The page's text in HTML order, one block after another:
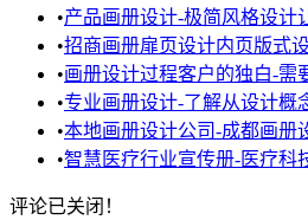
•产品画册设计-极简风格设计
•招商画册扉页设计内页版式
•画册设计过程客户的独白-需
•专业画册设计-了解从设计概
•本地画册设计公司-成都画册
•智慧医疗行业宣传册-医疗科
评论已关闭！